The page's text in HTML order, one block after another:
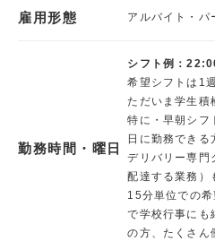
雇用形態 アルバイト・パ
勤務時間・曜日
シフト例：
希望シフトは1
ただいま学生積
特に・早朝シフ
日に勤務できる
デリバリー専門
配達する業務）
15分単位での
で学校行事にも
の方、たくさん